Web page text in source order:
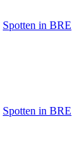
Spotten in BRE
Spotten in BRE